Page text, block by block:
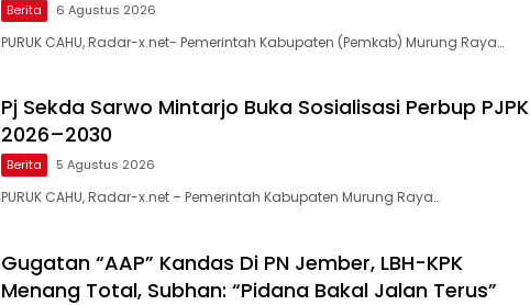
Berita 6 Agustus 2026
PURUK CAHU, Radar-x.net- Pemerintah Kabupaten (Pemkab) Murung Raya…
Pj Sekda Sarwo Mintarjo Buka Sosialisasi Perbup PJPK
2026–2030
Berita 5 Agustus 2026
PURUK CAHU, Radar-x.net – Pemerintah Kabupaten Murung Raya…
Gugatan “AAP” Kandas Di PN Jember, LBH-KPK
Menang Total, Subhan: “Pidana Bakal Jalan Terus”